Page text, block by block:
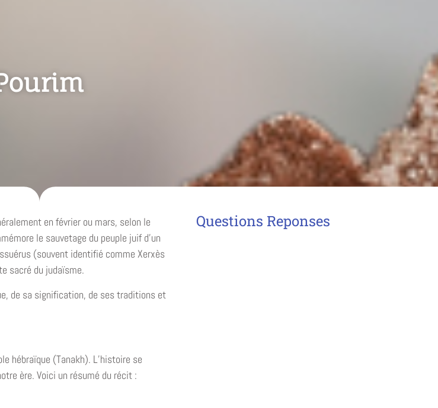
en février ou mars, selon le
le sauvetage du peuple juif d’un
(souvent identifié comme Xerxès
sacré du judaïsme.
de sa signification, de ses traditions et
hébraïque (Tanakh). L’histoire se
ère. Voici un résumé du récit :
Questions Reponses